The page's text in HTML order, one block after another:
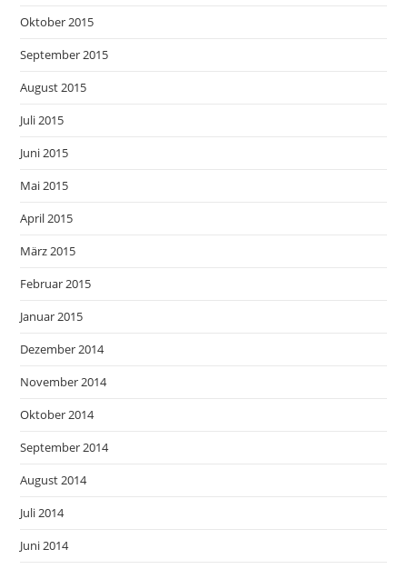
Oktober 2015
September 2015
August 2015
Juli 2015
Juni 2015
Mai 2015
April 2015
März 2015
Februar 2015
Januar 2015
Dezember 2014
November 2014
Oktober 2014
September 2014
August 2014
Juli 2014
Juni 2014